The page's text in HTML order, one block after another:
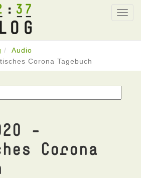
37
Audio
Corona Tagebuch
-
Corona